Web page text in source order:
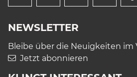
NEWSLETTER
Bleibe über die Neuigkeiten im
Jetzt abonnieren